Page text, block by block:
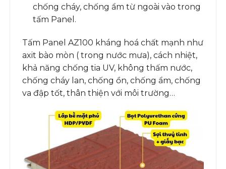
chống cháy, chống ẩm từ ngoài vào trong
tấm Panel.
Tấm Panel AZ100 kháng hoá chất mạnh như
axit bào mòn ( trong nước mưa), cách nhiệt,
khả năng chống tia UV, không thấm nước,
chống cháy lan, chống ồn, chống ẩm, chống
va đập tốt, thân thiện với môi trường…